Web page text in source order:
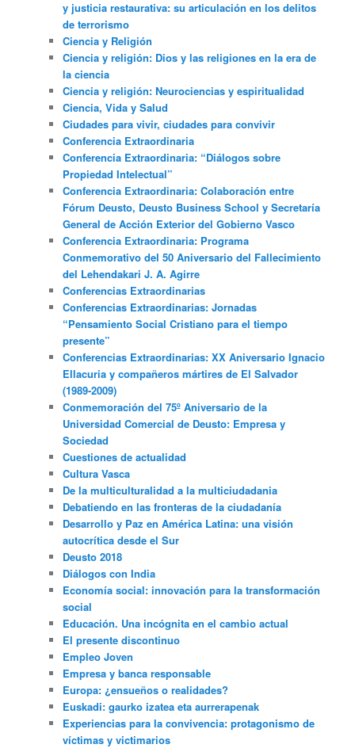
y justicia restaurativa: su articulación en los delitos
de terrorismo
Ciencia y Religión
Ciencia y religión: Dios y las religiones en la era de
la ciencia
Ciencia y religión: Neurociencias y espiritualidad
Ciencia, Vida y Salud
Ciudades para vivir, ciudades para convivir
Conferencia Extraordinaria
Conferencia Extraordinaria: “Diálogos sobre
Propiedad Intelectual”
Conferencia Extraordinaria: Colaboración entre
Fórum Deusto, Deusto Business School y Secretaría
General de Acción Exterior del Gobierno Vasco
Conferencia Extraordinaria: Programa
Conmemorativo del 50 Aniversario del Fallecimiento
del Lehendakari J. A. Agirre
Conferencias Extraordinarias
Conferencias Extraordinarias: Jornadas
“Pensamiento Social Cristiano para el tiempo
presente”
Conferencias Extraordinarias: XX Aniversario Ignacio
Ellacuria y compañeros mártires de El Salvador
(1989-2009)
Conmemoración del 75º Aniversario de la
Universidad Comercial de Deusto: Empresa y
Sociedad
Cuestiones de actualidad
Cultura Vasca
De la multiculturalidad a la multiciudadania
Debatiendo en las fronteras de la ciudadanía
Desarrollo y Paz en América Latina: una visión
autocrítica desde el Sur
Deusto 2018
Diálogos con India
Economía social: innovación para la transformación
social
Educación. Una incógnita en el cambio actual
El presente discontinuo
Empleo Joven
Empresa y banca responsable
Europa: ¿ensueños o realidades?
Euskadi: gaurko izatea eta aurrerapenak
Experiencias para la convivencia: protagonismo de
víctimas y victimarios